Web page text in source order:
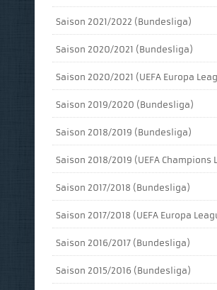
Saison 2021/2022 (Bundesliga)
Saison 2020/2021 (Bundesliga)
Saison 2020/2021 (UEFA Europa
Saison 2019/2020 (Bundesliga)
Saison 2018/2019 (Bundesliga)
Saison 2018/2019 (UEFA Champions
Saison 2017/2018 (Bundesliga)
Saison 2017/2018 (UEFA Europa
Saison 2016/2017 (Bundesliga)
Saison 2015/2016 (Bundesliga)